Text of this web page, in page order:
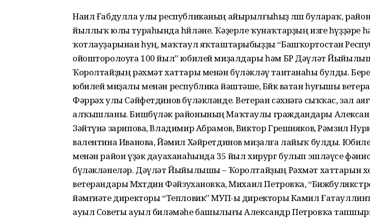
Наил Ғабдулла улы республиканың айырылғыһыҙ өлөшө булараҡ,
йыллыҡ юлы тураһында һөйләне. Ҡәҙерле ҡунаҡтарҙың изге һүҙҙәре
ҡотлауҙарынан һуң, маҡтаул яҡташтарыбыҙҙы “Башҡортостан
ойошторолоуға 100 йыл” юбилей миҙалдары һәм БР Дәүләт
Ҡоролтайҙың рәхмәт хаттары менән бүләкләү тантанаһы булды.
юбилей миҙалы менән республика йәштәше, Бөйөк ватан һуғышы
Фәррәх улы Сәйфетдинов бүләкләнде. Ветеран сәхнәгә сыҡҡас, зал
алҡышланы. Бишбүләк районының Маҡтаулы граждандары
Зәйтүнә зарипова, Владимир Абрамов, Виктор Грешняков, Рәмзил
валентина Иванова, Йәмил Хәйретдинов миҙалға лайыҡ булды.
менән район үҙәк дауаханаһында 35 йыл хирург булып эшләүсе
бүләкләнеләр. Дәүләт Йыйылышы – Ҡоролтайҙың Рәхмәт хаттарын
ветерандары Мөхөтдин Фәйзухановҡа, Михаил Петровҡа,
йәмғиәте директоры “Тепловик” МУП-ы директоры Камил
ауыл Советы ауыл биләмәһе башылығы Александр Петровҡа